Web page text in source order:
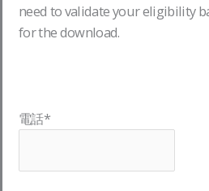
need to validate your eligibility
for the download.
電話*